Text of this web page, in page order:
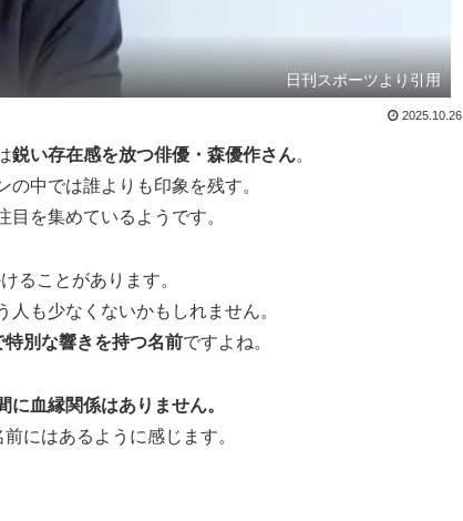
日刊スポーツより引用
2025.10.26
鋭い存在感を放つ俳優・森優作さん。
中では誰よりも印象を残す。
を集めているようです。
ることがあります。
人も少なくないかもしれません。
特別な響きを持つ名前ですよね。
血縁関係はありません。
にはあるように感じます。